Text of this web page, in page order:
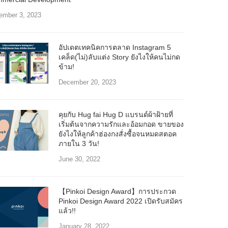
3, 2023
อัปเดตเทคนิคการตลาด Instagram 5
เคล็ด(ไม่)ลับแต่ง Story ยังไงให้คนไม่กด
ข้าม!
December 20, 2023
คุยกับ Hug fai Hug D แบรนด์ผ้าฝ้ายที่
เริ่มต้นจากความรักและอ้อมกอด ขายของ
ยังไงให้ลูกค้าฮ่องกงสั่งซื้อจนหมดสตอค
ภายใน 3 วัน!
June 30, 2022
【Pinkoi Design Award】การประกวด
Pinkoi Design Award 2022 เปิดรับสมัคร
แล้ว!!
January 28, 2022